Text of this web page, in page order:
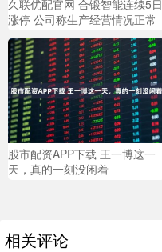
久联优配官网 合锻智能连续5日
涨停 公司称生产经营情况正常
股市配资APP下载 王一博这一
天，真的一刻没闲着
相关评论